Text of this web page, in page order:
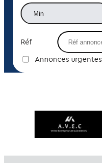
Réf
Annonces urgentes